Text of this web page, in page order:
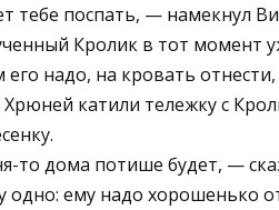
тебе поспать, — намекнул
Кролик в тот момент
надо, на кровать
катили тележку с
то дома потише будет, —
ему надо хорошенько